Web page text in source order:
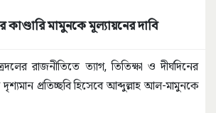
কাণ্ডারি মামুনকে মূল্যায়নের দাবি
রাজনীতিতে ত্যাগ, তিতিক্ষা ও দীর্ঘদিনের
প্রতিচ্ছবি হিসেবে আব্দুল্লাহ আল-মামুনকে